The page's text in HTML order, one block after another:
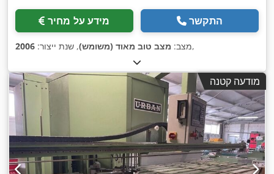
מידע על מחיר התקשר
מצב: מצב טוב מאוד (משומש), שנת ייצור: 2006 ,
מודעה קטנה